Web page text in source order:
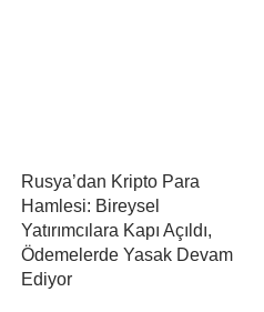
Rusya’dan Kripto Para
Hamlesi: Bireysel
Yatırımcılara Kapı Açıldı,
Ödemelerde Yasak Devam
Ediyor